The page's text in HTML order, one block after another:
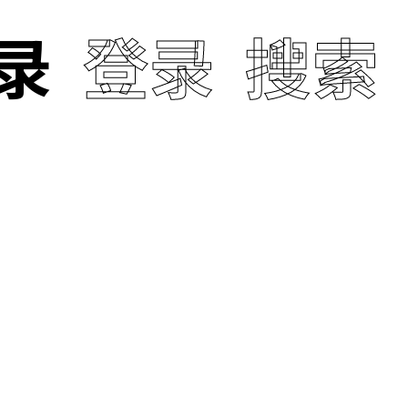
登录 搜索